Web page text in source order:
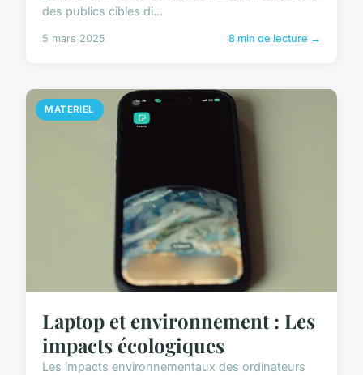
des publics cibles di...
5 mars 2025 8 min de lecture →
MATERIEL
Laptop et environnement : Les
impacts écologiques
Les impacts environnementaux des ordinateurs